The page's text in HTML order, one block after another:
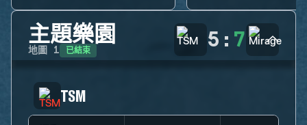
主題樂園
地圖 1 已結束 5 : 7
TSM